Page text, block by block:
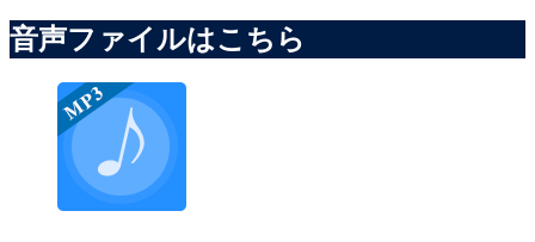
音声ファイルはこちら